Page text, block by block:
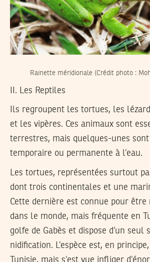
Rainette méridionale (Crédit photo :
II. Les Reptiles
Ils regroupent les tortues, les
et les vipères. Ces animaux sont
terrestres, mais quelques-unes
temporaire ou permanente à l’eau.
Les tortues, représentées surtout
dont trois continentales et une
Cette dernière est connue pour
dans le monde, mais fréquente en
golfe de Gabès et dispose d’un seul
nidification. L’espèce est, en
Tunisie, mais s’est vue infliger